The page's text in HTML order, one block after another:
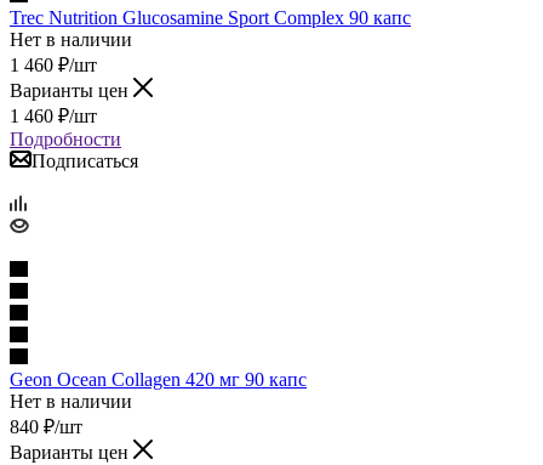
Trec Nutrition Glucosamine Sport Complex 90 капс
Нет в наличии
1 460 ₽/шт
Варианты цен
1 460 ₽/шт
Подробности
Подписаться
Geon Ocean Collagen 420 мг 90 капс
Нет в наличии
840 ₽/шт
Варианты цен